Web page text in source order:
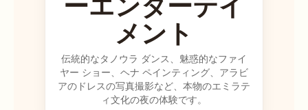
ん。家族との素
晴らしい一日。
これ以上のガイ
ドはありません
でした カナダか
らの愛
メント
伝統的なタノウラ ダンス、魅惑的なファイ
ヤー ショー、ヘナ ペインティング、アラビ
アのドレスの写真撮影など、本物のエミラテ
ィ文化の夜の体験です。